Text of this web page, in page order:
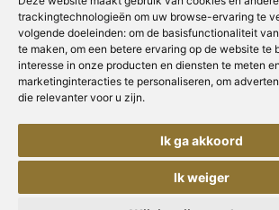
trackingtechnologieën om uw browse-ervaring te
volgende doeleinden: om de basisfunctionaliteit
te maken, om een betere ervaring op de website te
interesse in onze producten en diensten te meten en
marketinginteracties te personaliseren, om
die relevanter voor u zijn.
Ik ga akkoord
Ik weiger
Telefoon:0495-533643
E-mail:info@harryphilips.nl
Copyright © Concepts & Companies BV. Alle rechten